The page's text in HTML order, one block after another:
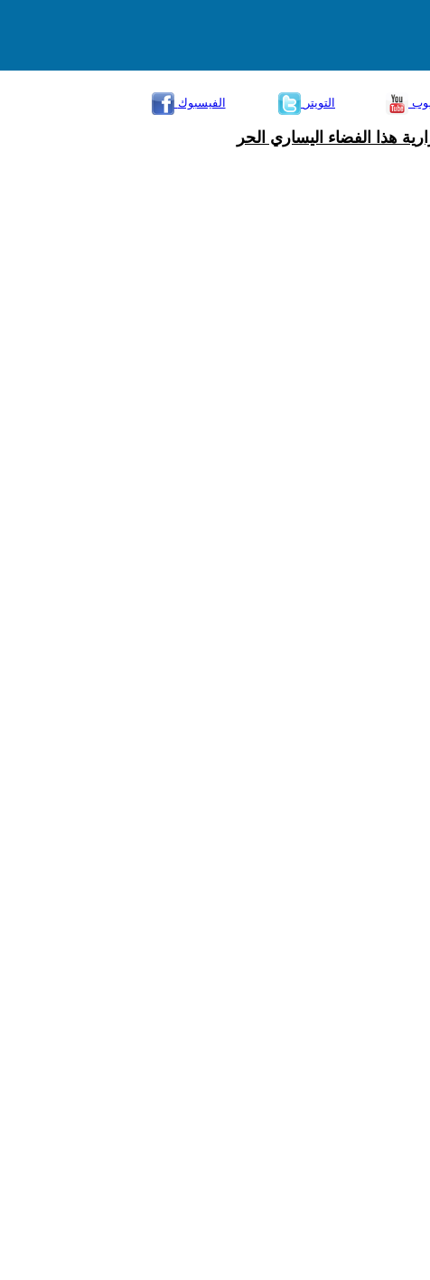
الفيسبوك
التويتر
هذا الفضاء اليساري الحر